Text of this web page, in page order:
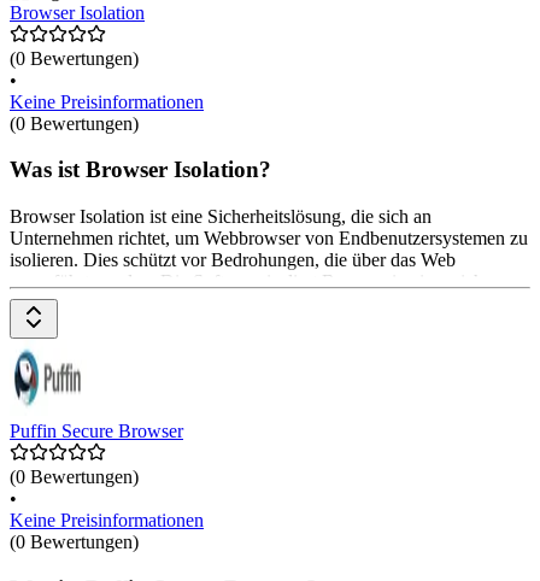
Browser Isolation
(0 Bewertungen)
•
Keine Preisinformationen
(0 Bewertungen)
Was ist Browser Isolation?
Browser Isolation ist eine Sicherheitslösung, die sich an
Unternehmen richtet, um Webbrowser von Endbenutzersystemen zu
isolieren. Dies schützt vor Bedrohungen, die über das Web
ausgeführt werden. Die Software isoliert Browser in einer sicheren
Umgebung und nutzt einzigartige Sicherheitsfunktionen, um
Angriffe zu verhindern. Sie integriert sich in Citrix® Virtual Apps
und ermöglicht eine sichere Nutzung von Webinhalten. Preise sind
auf Anfrage erhältlich.
Puffin Secure Browser
(0 Bewertungen)
•
Keine Preisinformationen
(0 Bewertungen)